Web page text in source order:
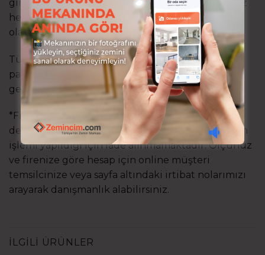
girin. Sepete attığınızda toplam sipariş miktarınız
hesaplanmış olacaktır. Halınız ölçünüze göre
olarak kesilip gönderilir.
Tüm ürünlerimiz maket bıçağı ile kesilebilir, tek
parça(eksiz) uygulamalarda tutkal kullanımı
gerektirmez.
*Firmamız yanlış geçilen siparişlerden sorumlu
değildir. Duvardan duvara halı ürünlerinde kesim
işlemi yapıldığı için iade alınmamaktadır. Ölçünüz
ve firenize göre hesap için online müşteri
temsilcinize veya sayfa altındaki irtibat nolarımızı
arayarak danışmanlık alabilirsiniz.
İLGILI ÜRÜNLER